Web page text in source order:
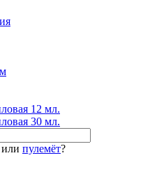
12 мл.
30 мл.
или пулемёт?